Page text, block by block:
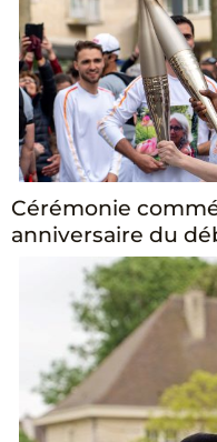
Cérémonie
anniversaire du